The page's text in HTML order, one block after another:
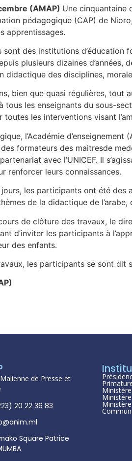
(AMAP) Une cinquantaine
pédagogique (CAP) de
apprentissages.
sont des institutions
plusieurs dizaines
didactique des disciplines,
bien que quasi régulières, tout
tous les enseignants du sous-
toutes les interventions visant
l’Académie
formateurs des maitresde
avec l’UNICEF. Il
renforcer leurs connaissances.
les participants ont été des
de la didactique de
de clôture des travaux, le
d’inviter les participants à
des enfants.
les participants se sont dit
de Presse et
20 22 36 83
Square Patrice